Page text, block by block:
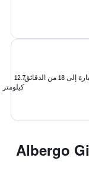
من الدقائق
12.7
كيلومتر